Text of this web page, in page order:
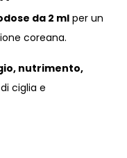
da 2 ml per un
coreana.
nutrimento,
di ciglia e